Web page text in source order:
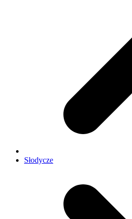
Słodycze